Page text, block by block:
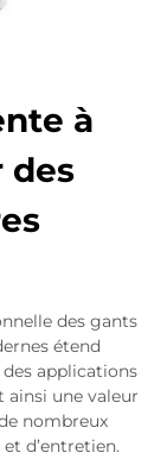
à
des
des gants
étend
applications
ainsi une valeur
nombreux
d’entretien.